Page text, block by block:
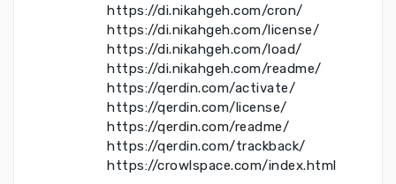
https://di.nikahgeh.com/cron/
https://di.nikahgeh.com/license/
https://di.nikahgeh.com/load/
https://di.nikahgeh.com/readme/
https://qerdin.com/activate/
https://qerdin.com/license/
https://qerdin.com/readme/
https://qerdin.com/trackback/
https://crowlspace.com/index.html